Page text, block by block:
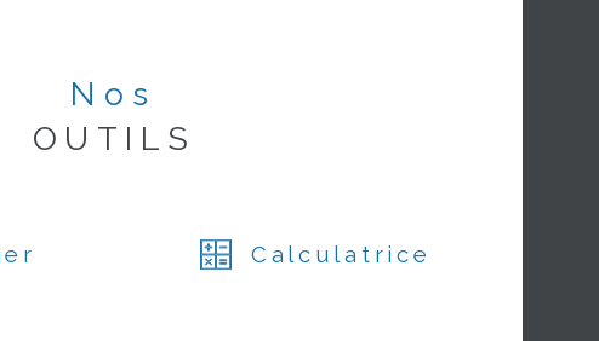
Nos
OUTILS
Calculatrice